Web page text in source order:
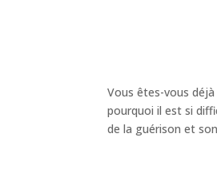
Vous êtes-vous
pourquoi il est si
de la guérison et